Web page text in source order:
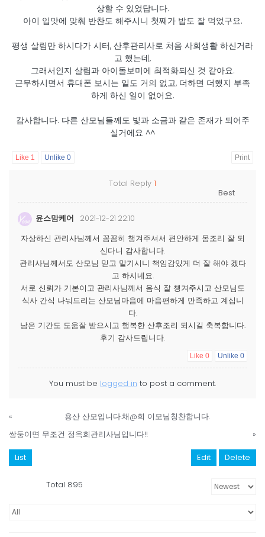
상할 수 있었답니다.
아이 입맛에 맞춰 반찬도 해주시니 첫째가 밥도 잘 먹었구요.
평생 살림만 하시다가 시터, 산후관리사로 처음 사회생활 하신거라
고 했는데,
그래서인지 살림과 아이돌보미에 최적화되신 것 같아요.
근무하시면서 휴대폰 보시는 일도 거의 없고, 더하면 더했지 부족
하게 하신 일이 없어요.
감사합니다. 다른 산모님들께도 빛과 소금과 같은 존재가 되어주
실거에요 ^^
Like 1 Unlike 0 Print
Total Reply 1
윤스맘케어 2021-12-21 22:10
자상하신 관리사님께서 꼼꼼히 챙겨주셔서 편안하게 몸조리 잘 되
신다니 감사합니다.
관리사님께서도 산모님 믿고 맡기시니 책임감있게 더 잘 해야 겠다
고 하시네요.
서로 신뢰가 기본이고 관리사님께서 음식 잘 챙겨주시고 산모님도
식사 간식 나눠드리는 산모님마음에 마음편하게 만족하고 계십니
다.
남은 기간도 도움잘 받으시고 행복한 산후조리 되시길 축복합니다.
후기 감사드립니다.
Like 0 Unlike 0
You must be logged in to post a comment.
«
용산 산모입니다.채@희 이모님칭찬합니다.
쌍둥이면 무조건 정옥희관리사님입니다!!
»
List Edit Delete
Total 895